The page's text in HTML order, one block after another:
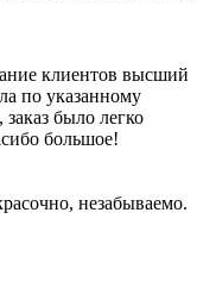
клиентов высший
по указанному
было легко
большое!
незабываемо.